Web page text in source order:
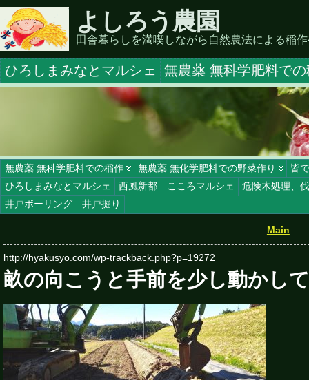
よしろう農園
田舎暮らしを満喫しながら自然農法による稲
ひろしまみなとマルシェ 無農薬 無科学肥料で
無農薬 無科学肥料での稲作 無農薬 無化学肥料での野菜作り
皆
ひろしまみなとマルシェ
西風新都 こころマルシェ
危険木処理、
井戸ボーリング 井戸掘り
Main
http://hyakusyo.com/wp-trackback.php?p=19272
畝の向こうと手前を少し動かし